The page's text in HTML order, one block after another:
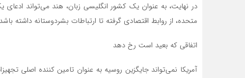
در نهایت، به عنوان یک کشور انگلیسی زبان، هند می‌تواند
متحده، از روابط اقتصادی گرفته تا ارتباطات بشردوستانه داشته
اتفاقی که بعید است رخ دهد
آمریکا نمی‌تواند جایگزین روسیه به عنوان تامین کننده اصلی